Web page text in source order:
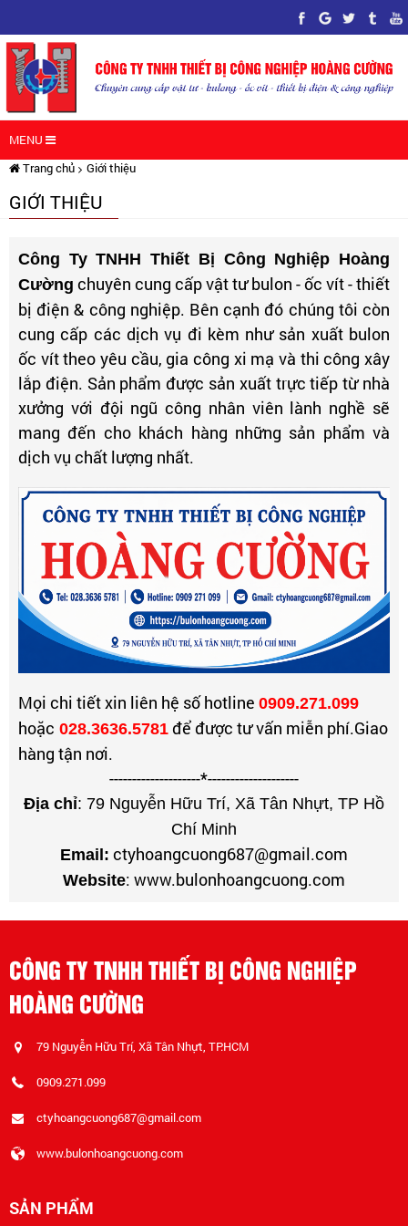
MENU
Trang chủ
Giới thiệu
$title_bar
$title_bar
$title_bar
$title_bar
$title_bar
GIỚI THIỆU
Công Ty TNHH Thiết Bị Công Nghiệp Hoàng
Cường chuyên cung cấp vật tư bulon - ốc vít - thiết
bị điện & công nghiệp. Bên cạnh đó chúng tôi còn
cung cấp các dịch vụ đi kèm như sản xuất bulon
ốc vít theo yêu cầu, gia công xi mạ và thi công xây
lắp điện. Sản phẩm được sản xuất trực tiếp từ nhà
xưởng với đội ngũ công nhân viên lành nghề sẽ
mang đến cho khách hàng những sản phẩm và
dịch vụ chất lượng nhất.
Mọi chi tiết xin liên hệ số hotline 0909.271.099
hoặc 028.3636.5781 để được tư vấn miễn phí.Giao
hàng tận nơi.
--------------------*--------------------
Địa chỉ: 79 Nguyễn Hữu Trí, Xã Tân Nhựt, TP Hồ
Chí Minh
Email: ctyhoangcuong687@gmail.com
Website: www.bulonhoangcuong.com
CÔNG TY TNHH THIẾT BỊ CÔNG NGHIỆP
HOÀNG CƯỜNG
79 Nguyễn Hữu Trí, Xã Tân Nhựt, TP.HCM
0909.271.099
ctyhoangcuong687@gmail.com
www.bulonhoangcuong.com
SẢN PHẨM